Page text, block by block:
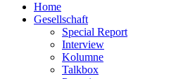
Home
Gesellschaft
Special Report
Interview
Kolumne
Talkbox